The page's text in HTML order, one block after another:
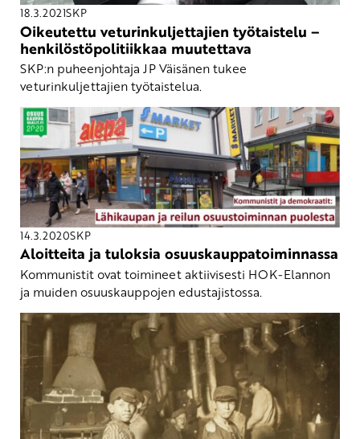
18.3.2021SKP
Oikeutettu veturinkuljettajien työtaistelu –
henkilöstöpolitiikkaa muutettava
SKP:n puheenjohtaja JP Väisänen tukee
veturinkuljettajien työtaistelua.
14.3.2020SKP
Aloitteita ja tuloksia osuuskauppatoiminnassa
Kommunistit ovat toimineet aktiivisesti HOK-Elannon
ja muiden osuuskauppojen edustajistossa.